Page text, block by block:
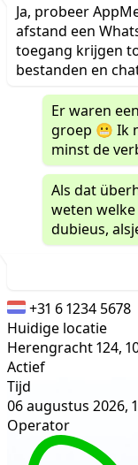
Ja, probeer
afstand een
toegang krijgen
bestanden en
Er waren
groep 😬 Ik
minst de
Als dat
weten
dubieus,
+31 6 1234 5678
Huidige locatie
Herengracht 124,
Actief
Tijd
06 augustus 2026,
Operator